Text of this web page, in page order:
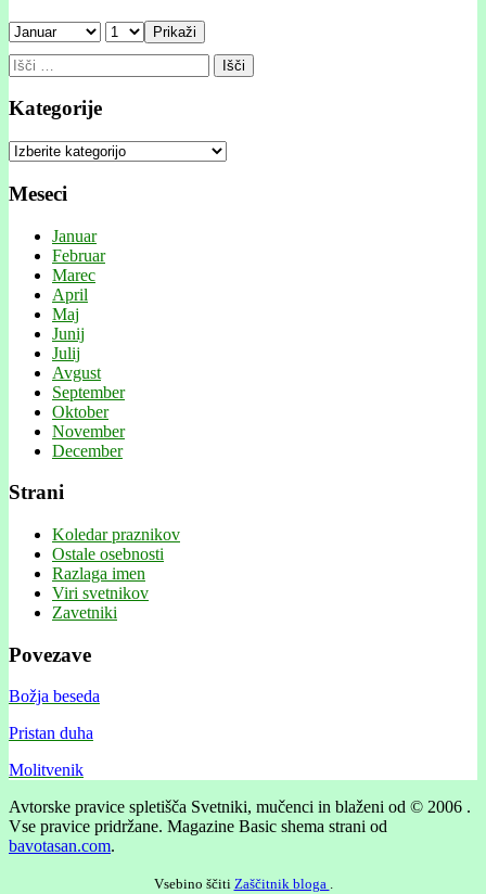
Prikaži
Išči:
Kategorije
Kategorije
Meseci
Januar
Februar
Marec
April
Maj
Junij
Julij
Avgust
September
Oktober
November
December
Strani
Koledar praznikov
Ostale osebnosti
Razlaga imen
Viri svetnikov
Zavetniki
Povezave
Božja beseda
Pristan duha
Molitvenik
Avtorske pravice spletišča Svetniki, mučenci in blaženi od © 2006 .
Vse pravice pridržane. Magazine Basic shema strani od
bavotasan.com.
Vsebino ščiti Zaščitnik bloga .